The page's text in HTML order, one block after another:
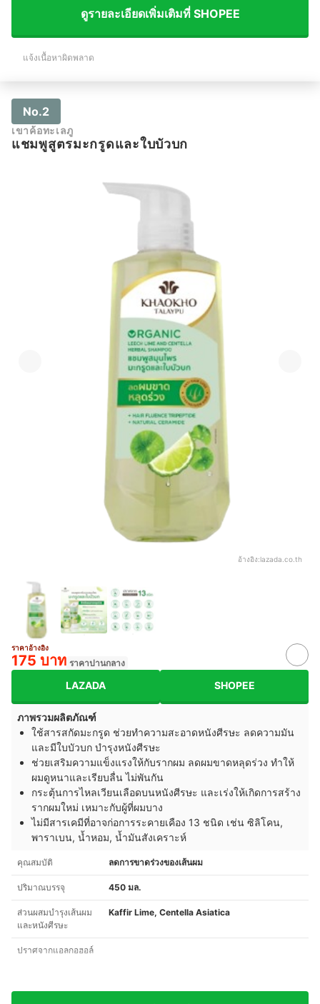
ดูรายละเอียดเพิ่มเติมที่ SHOPEE
แจ้งเนื้อหาผิดพลาด
No.2
เขาค้อทะเลภู
แชมพูสูตรมะกรูดและใบบัวบก
อ้างอิง:lazada.co.th
ราคาอ้างอิง
175 บาท ราคาปานกลาง
LAZADA SHOPEE
ภาพรวมผลิตภัณฑ์
ใช้สารสกัดมะกรูด ช่วยทำความสะอาดหนังศีรษะ ลดความมัน
และมีใบบัวบก บำรุงหนังศีรษะ
ช่วยเสริมความแข็งแรงให้กับรากผม ลดผมขาดหลุดร่วง ทำให้
ผมดูหนาและเรียบลื่น ไม่พันกัน
กระตุ้นการไหลเวียนเลือดบนหนังศีรษะ และเร่งให้เกิดการสร้าง
รากผมใหม่ เหมาะกับผู้ที่ผมบาง
ไม่มีสารเคมีที่อาจก่อการระคายเคือง 13 ชนิด เช่น ซิลิโคน,
พาราเบน, น้ำหอม, น้ำมันสังเคราะห์
คุณสมบัติ ลดการขาดร่วงของเส้นผม
ปริมาณบรรจุ 450 มล.
ส่วนผสมบำรุงเส้นผม
และหนังศีรษะ
Kaffir Lime, Centella Asiatica
ปราศจากแอลกอฮอล์